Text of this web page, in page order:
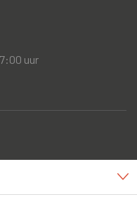
uur